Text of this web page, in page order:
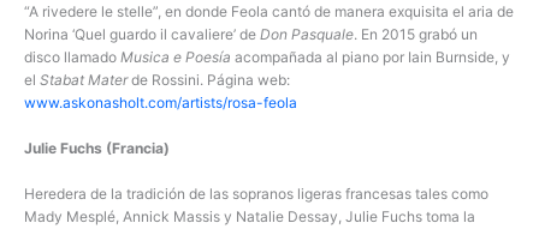
“A rivedere le stelle”, en donde Feola cantó de manera exquisita el aria de
Norina ‘Quel guardo il cavaliere’ de Don Pasquale. En 2015 grabó un
disco llamado Musica e Poesía acompañada al piano por Iain Burnside, y
el Stabat Materde Rossini. Página web:
www.askonasholt.com/artists/rosa-feola
Julie Fuchs (Francia)
Heredera de la tradición de las sopranos ligeras francesas tales como
Mady Mesplé, Annick Massis y Natalie Dessay, Julie Fuchs toma la